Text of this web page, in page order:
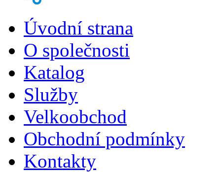
Úvodní strana
O společnosti
Katalog
Služby
Velkoobchod
Obchodní podmínky
Kontakty